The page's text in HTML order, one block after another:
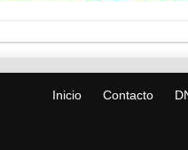
Inicio Contacto